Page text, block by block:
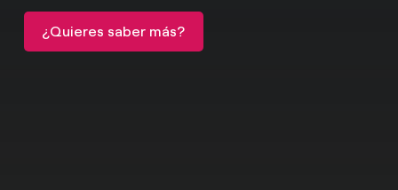
Estafas telefónicas
¿Quieres saber más?